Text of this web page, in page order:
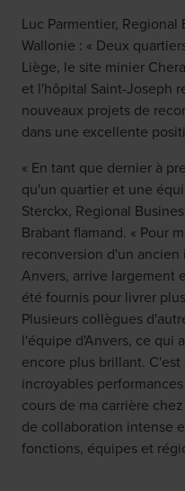
Luc Parmentier,
Wallonie : « Deux
Liège, le site minier
et l'hôpital Saint-Joseph
nouveaux projets de
dans une excellente
« En tant que dernier à
qu'un quartier et une
Sterckx, Regional
Brabant flamand. « Pour
reconversion d'un
Anvers, arrive largement
été fournis pour livrer
Plusieurs collègues
l'équipe d'Anvers, ce qui
encore plus brillant.
incroyables
cours de ma carrière
de collaboration intense
fonctions, équipes et